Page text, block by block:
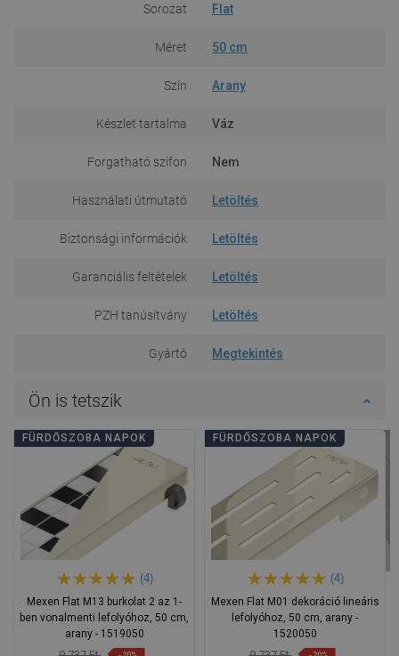
Sorozat Flat
Méret 50 cm
Szín Arany
Készlet tartalma Váz
Forgatható szifon Nem
Használati útmutató Letöltés
Biztonsági információk Letöltés
Garanciális feltételek Letöltés
PZH tanúsítvány Letöltés
Gyártó Megtekintés
Ön is tetszik
FÜRDŐSZOBA NAPOK
(4)
Mexen Flat M13 burkolat 2 az 1-
ben vonalmenti lefolyóhoz, 50 cm,
arany - 1519050
FÜRDŐSZOBA NAPOK
(4)
Mexen Flat M01 dekoráció lineáris
lefolyóhoz, 50 cm, arany -
1520050